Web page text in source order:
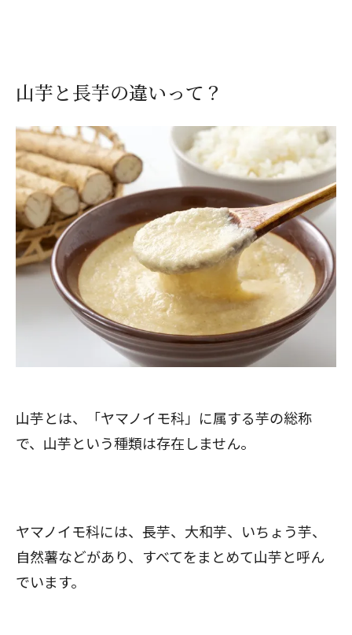
山芋と長芋の違いって？
山芋とは、「ヤマノイモ科」に属する芋の総称
で、山芋という種類は存在しません。
ヤマノイモ科には、長芋、大和芋、いちょう芋、
自然薯などがあり、すべてをまとめて山芋と呼ん
でいます。